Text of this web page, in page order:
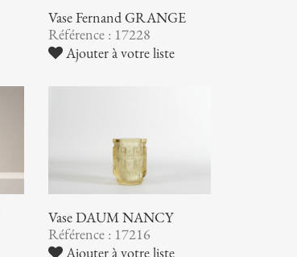
Vase Fernand GRANGE
Référence : 17228
Ajouter à votre liste
Vase DAUM NANCY
Référence : 17216
Ajouter à votre liste